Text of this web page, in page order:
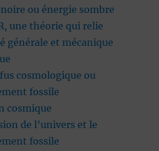
ou énergie sombre
une théorie qui relie
générale et mécanique
cosmologique ou
fossile
cosmique
de l’univers et le
fossile